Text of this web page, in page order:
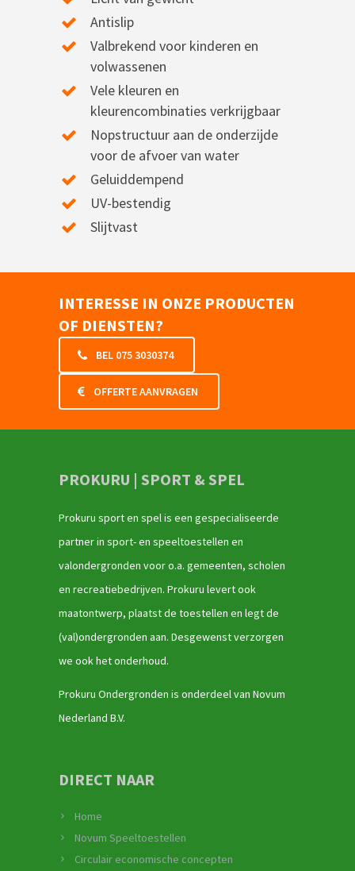
Antislip
Valbrekend voor kinderen en
volwassenen
Vele kleuren en
kleurencombinaties verkrijgbaar
Nopstructuur aan de onderzijde
voor de afvoer van water
Geluiddempend
UV-bestendig
Slijtvast
INTERESSE IN ONZE PRODUCTEN
OF DIENSTEN?
BEL 075 3030374
OFFERTE AANVRAGEN
PROKURU | SPORT & SPEL
Prokuru sport en spel is een gespecialiseerde
partner in sport- en speeltoestellen en
valondergronden voor o.a. gemeenten, scholen
en recreatiebedrijven. Prokuru levert ook
maatontwerp, plaatst de toestellen en legt de
(val)ondergronden aan. Desgewenst verzorgen
we ook het onderhoud.
Prokuru Ondergronden is onderdeel van Novum
Nederland B.V.
DIRECT NAAR
Home
Novum Speeltoestellen
Circulair economische concepten